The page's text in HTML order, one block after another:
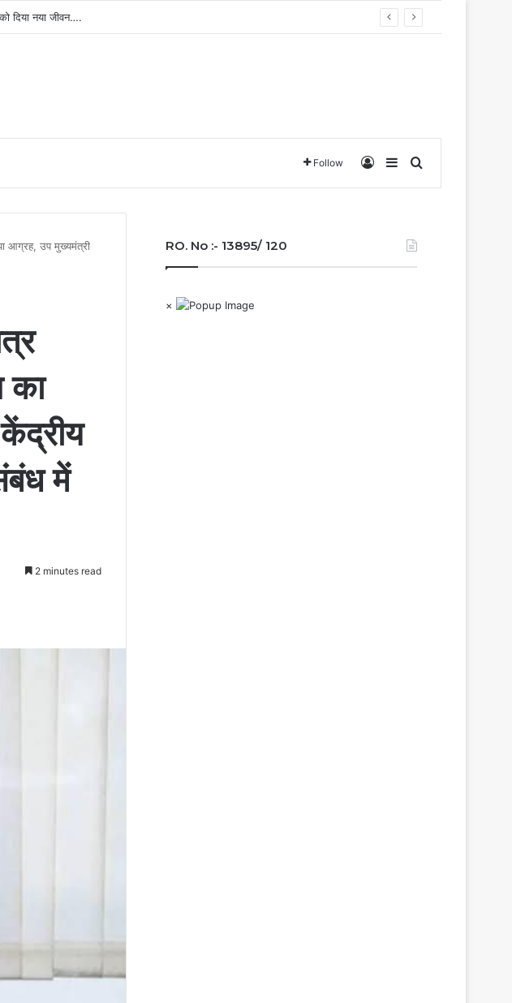
करने वाला देश का पहला राज्य बना छत्तीसगढ़….
Follow Log InSidebar
आग्रह, उप मुख्यमंत्री
का
में
2 minutes read
RO. No :- 13895/ 120
×